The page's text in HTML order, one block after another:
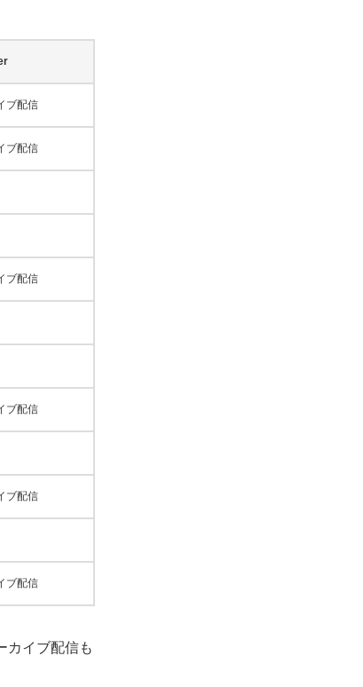
ブ配信
ブ配信
ブ配信
ブ配信
ブ配信
ブ配信
カイブ配信も